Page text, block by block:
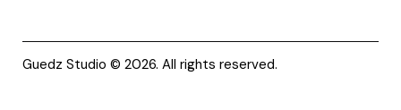
-SE
Guedz Studio © 2026. All rights reserved.